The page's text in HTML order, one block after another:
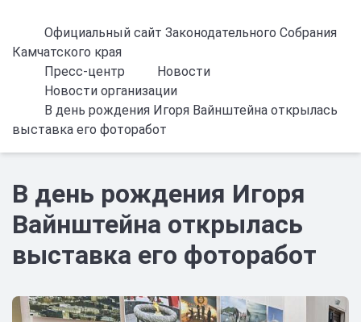
Официальный сайт Законодательного Собрания
Камчатского края
Пресс-центр
Новости
Новости организации
В день рождения Игоря Вайнштейна открылась
выставка его фоторабот
В день рождения Игоря
Вайнштейна открылась
выставка его фоторабот